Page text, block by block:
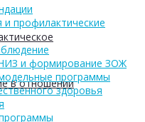
в отношении
и профилактические
и формирование ЗОЖ
программы
здоровья